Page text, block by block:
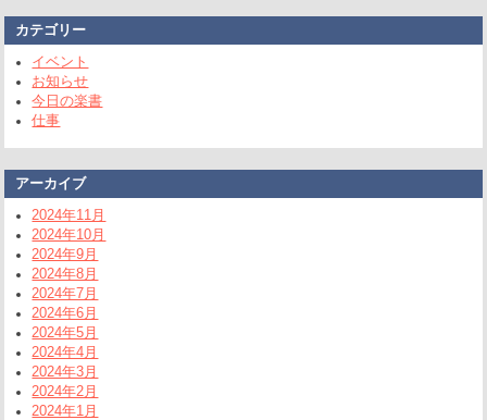
カテゴリー
イベント
お知らせ
今日の楽書
仕事
アーカイブ
2024年11月
2024年10月
2024年9月
2024年8月
2024年7月
2024年6月
2024年5月
2024年4月
2024年3月
2024年2月
2024年1月